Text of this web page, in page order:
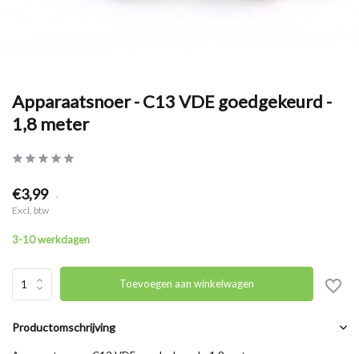
Apparaatsnoer - C13 VDE goedgekeurd -
1,8 meter
€3,99 .
Excl. btw
3-10 werkdagen
Toevoegen aan winkelwagen
Productomschrijving